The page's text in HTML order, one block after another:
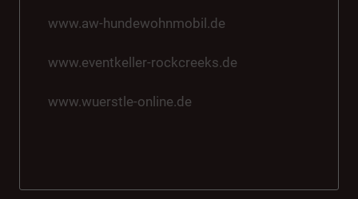
www.aw-hundewohnmobil.de
www.eventkeller-rockcreeks.de
www.wuerstle-online.de